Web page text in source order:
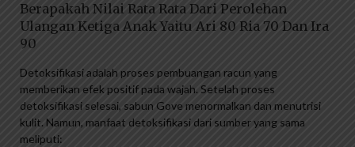
Berapakah Nilai Rata Rata Dari Perolehan
Ulangan Ketiga Anak Yaitu Ari 80 Ria 70 Dan Ira
90
Detoksifikasi adalah proses pembuangan racun yang
memberikan efek positif pada wajah. Setelah proses
detoksifikasi selesai, sabun Gove menormalkan dan menutrisi
kulit. Namun, manfaat detoksifikasi dari sumber yang sama
meliputi: